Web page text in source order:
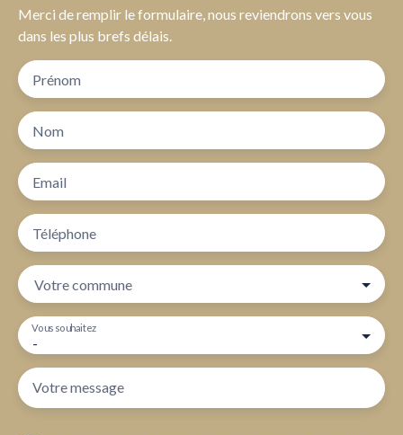
Merci de remplir le formulaire, nous reviendrons vers vous
dans les plus brefs délais.
Prénom
Nom
Email
Téléphone
Votre commune
-
Vous souhaitez
Votre message